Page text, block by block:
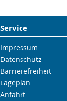
Service
Impressum
Datenschutz
Barrierefreiheit
Lageplan
Anfahrt